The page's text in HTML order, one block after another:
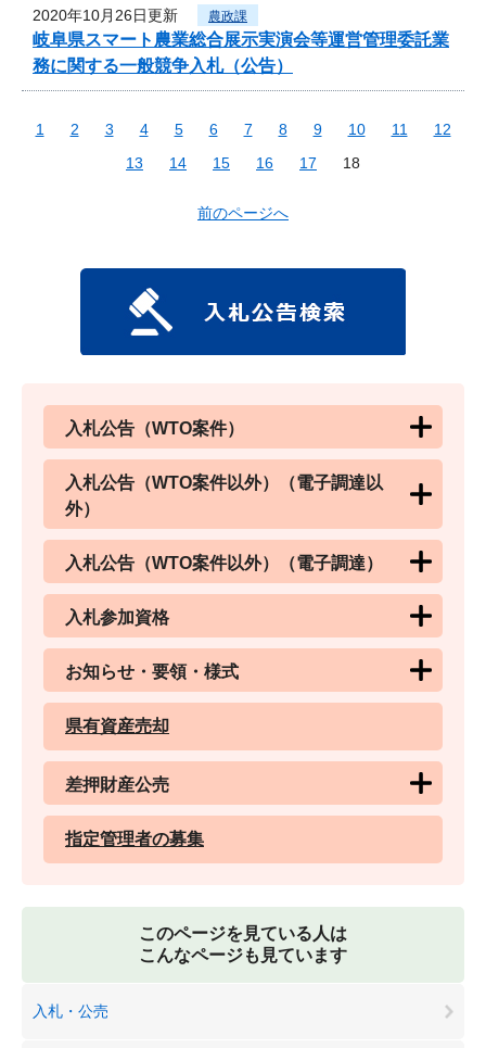
2020年10月26日更新 農政課
岐阜県スマート農業総合展示実演会等運営管理委託業
務に関する一般競争入札（公告）
1 2 3 4 5 6 7 8 9 10 11
12
13
14 15 16 17 18
前のページへ
入札公告（WTO案件）
入札公告（WTO案件以外）（電子調達以
外）
入札公告（WTO案件以外）（電子調達）
入札参加資格
お知らせ・要領・様式
県有資産売却
差押財産公売
指定管理者の募集
このページを見ている人は
こんなページも見ています
入札・公売